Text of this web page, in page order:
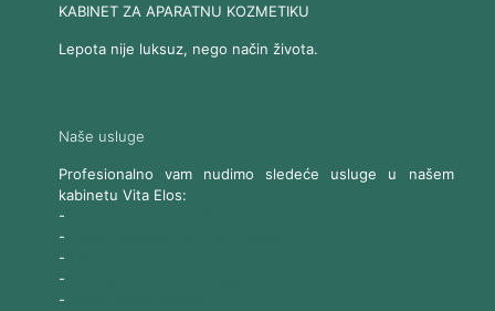
KABINET ZA APARATNU KOZMETIKU
Lepota nije luksuz, nego način života.
Naše usluge
Profesionalno vam nudimo sledeće usluge u našem
kabinetu Vita Elos:
-
-
-
-
-